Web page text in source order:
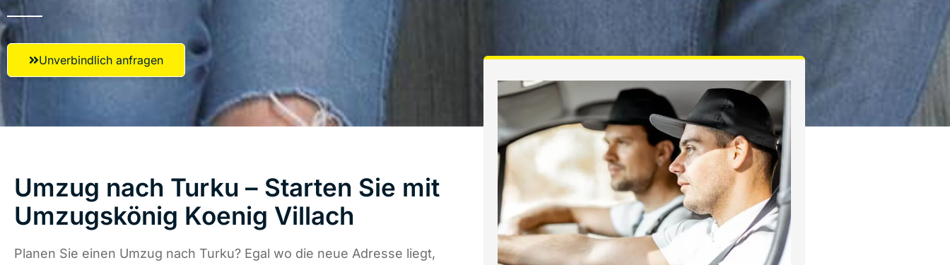
Unverbindlich anfragen
Umzug nach Turku – Starten Sie mit
Umzugskönig Koenig Villach
Planen Sie einen Umzug nach Turku? Egal wo die neue Adresse liegt,